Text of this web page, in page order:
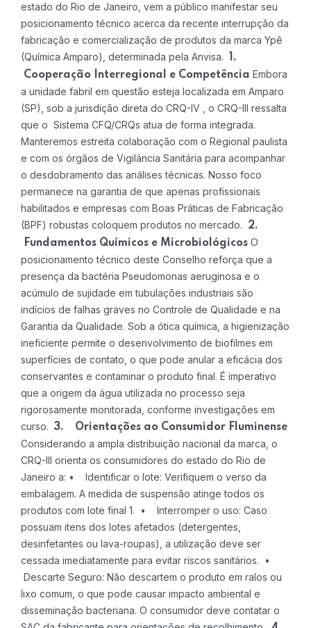
estado do Rio de Janeiro, vem a público manifestar seu
posicionamento técnico acerca da recente interrupção da
fabricação e comercialização de produtos da marca Ypê
(Química Amparo), determinada pela Anvisa.
1.
Cooperação Interregional e Competência Embora
a unidade fabril em questão esteja localizada em Amparo
(SP), sob a jurisdição direta do CRQ-IV , o CRQ-III ressalta
que o Sistema CFQ/CRQs atua de forma integrada.
Manteremos estreita colaboração com o Regional paulista
e com os órgãos de Vigilância Sanitária para acompanhar
o desdobramento das análises técnicas. Nosso foco
permanece na garantia de que apenas profissionais
habilitados e empresas com Boas Práticas de Fabricação
(BPF) robustas coloquem produtos no mercado.
2.
Fundamentos Químicos e Microbiológicos O
posicionamento técnico deste Conselho reforça que a
presença da bactéria Pseudomonas aeruginosa e o
acúmulo de sujidade em tubulações industriais são
indícios de falhas graves no Controle de Qualidade e na
Garantia da Qualidade. Sob a ótica química, a higienização
ineficiente permite o desenvolvimento de biofilmes em
superfícies de contato, o que pode anular a eficácia dos
conservantes e contaminar o produto final. É imperativo
que a origem da água utilizada no processo seja
rigorosamente monitorada, conforme investigações em
curso. 3. Orientações ao Consumidor Fluminense
Considerando a ampla distribuição nacional da marca, o
CRQ-III orienta os consumidores do estado do Rio de
Janeiro a: • Identificar o lote: Verifiquem o verso da
embalagem. A medida de suspensão atinge todos os
produtos com lote final 1.
• Interromper o uso: Caso
possuam itens dos lotes afetados (detergentes,
desinfetantes ou lava-roupas), a utilização deve ser
cessada imediatamente para evitar riscos sanitários.
•
Descarte Seguro: Não descartem o produto em ralos ou
lixo comum, o que pode causar impacto ambiental e
disseminação bacteriana. O consumidor deve contatar o